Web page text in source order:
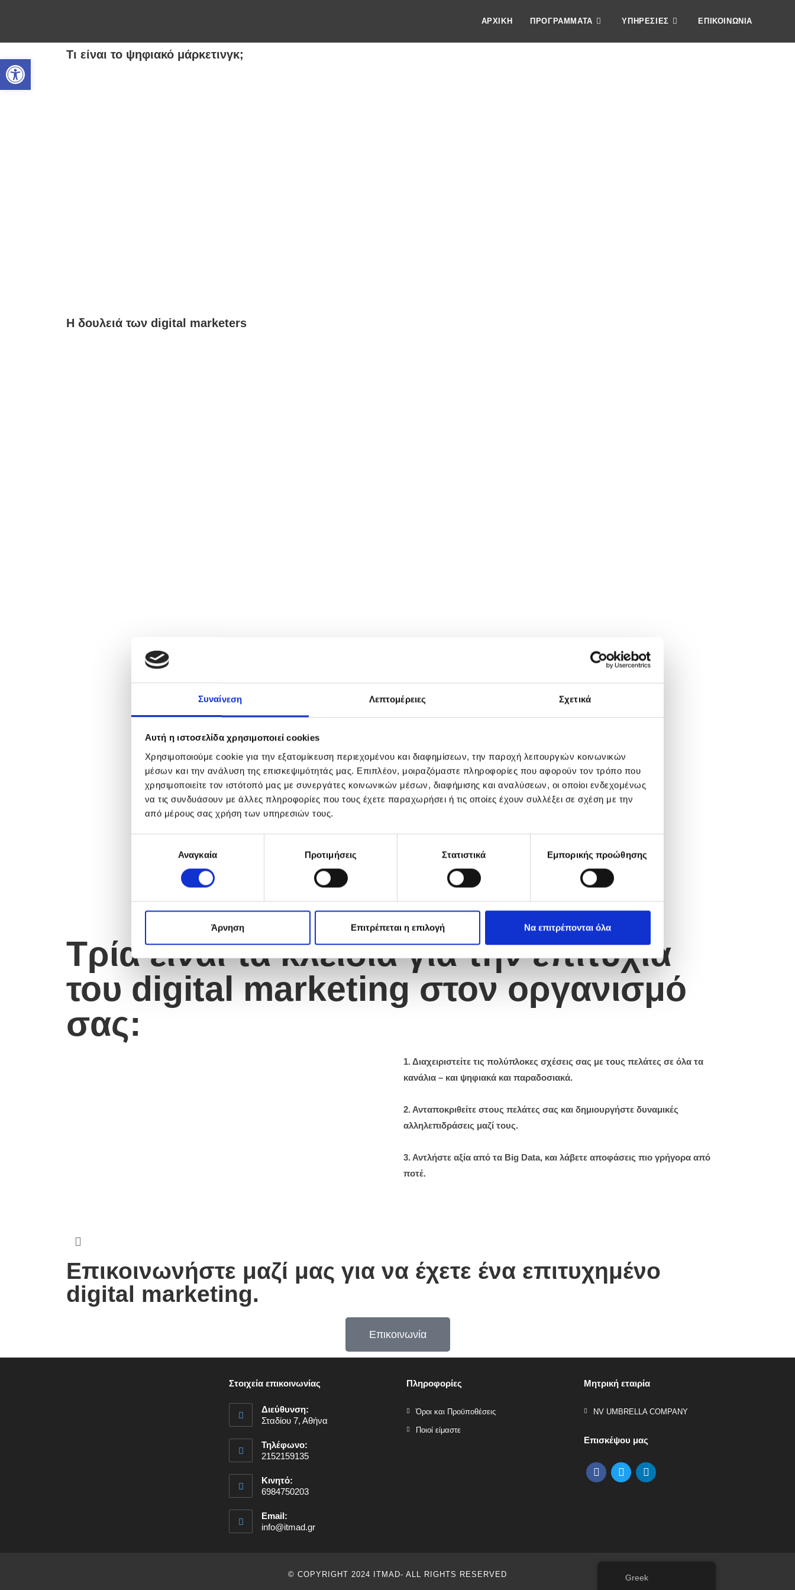
Συναίνεση Λεπτομέρειες Σχετικά
Αυτή η ιστοσελίδα χρησιμοποιεί cookies
Χρησιμοποιούμε cookie για την εξατομίκευση περιεχομένου και διαφημίσεων, την παροχή λειτουργιών κοινωνικών
μέσων και την ανάλυση της επισκεψιμότητάς μας. Επιπλέον, μοιραζόμαστε πληροφορίες που αφορούν τον τρόπο που
χρησιμοποιείτε τον ιστότοπό μας με συνεργάτες κοινωνικών μέσων, διαφήμισης και αναλύσεων, οι οποίοι ενδεχομένως
να τις συνδυάσουν με άλλες πληροφορίες που τους έχετε παραχωρήσει ή τις οποίες έχουν συλλέξει σε σχέση με την
από μέρους σας χρήση των υπηρεσιών τους.
υ
γ
κ
α
ά
Αναγκαία Προτιμήσεις Στατιστικά Εμπορικής προώθησης
Άρνηση Επιτρέπεται η επιλογή Να επιτρέπονται όλα
ΑΡΧΙΚΗ ΠΡΟΓΡΑΜΜΑΤΑ ΥΠΗΡΕΣΙΕΣ ΕΠΙΚΟΙΝΩΝΙΑ
Τι είναι το ψηφιακό μάρκετινγκ;
Η δουλειά των digital marketers
Τρία είναι τα κλειδιά για την επιτυχία
του digital marketing στον οργανισμό
σας:
1. Διαχειριστείτε τις πολύπλοκες σχέσεις σας με τους πελάτες σε όλα τα
κανάλια – και ψηφιακά και παραδοσιακά.
2. Ανταποκριθείτε στους πελάτες σας και δημιουργήστε δυναμικές
αλληλεπιδράσεις μαζί τους.
3. Αντλήστε αξία από τα Big Data, και λάβετε αποφάσεις πιο γρήγορα από
ποτέ.
Επικοινωνήστε μαζί μας για να έχετε ένα επιτυχημένο
digital marketing.
Επικοινωνία
Στοιχεία επικοινωνίας
Διεύθυνση:
Σταδίου 7, Αθήνα
Τηλέφωνο:
2152159135
Κινητό:
6984750203
Email:
info@itmad.gr
Πληροφορίες
Όροι και Προϋποθέσεις
Ποιοί είμαστε
Μητρική εταιρία
NV UMBRELLA COMPANY
Επισκέψου μας
© COPYRIGHT 2024 ITMAD- ALL RIGHTS RESERVED Greek
Ανοίξτε τη γραμμή εργαλείων